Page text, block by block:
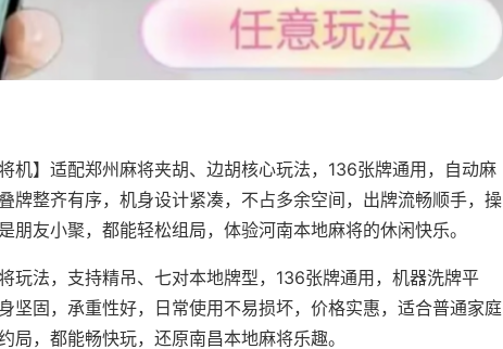
机】适配郑州麻将夹胡、边胡核心玩法，136张牌通用，自动麻
牌整齐有序，机身设计紧凑，不占多余空间，出牌流畅顺手，操
朋友小聚，都能轻松组局，体验河南本地麻将的休闲快乐。
玩法，支持精吊、七对本地牌型，136张牌通用，机器洗牌平
坚固，承重性好，日常使用不易损坏，价格实惠，适合普通家庭
局，都能畅快玩，还原南昌本地麻将乐趣。